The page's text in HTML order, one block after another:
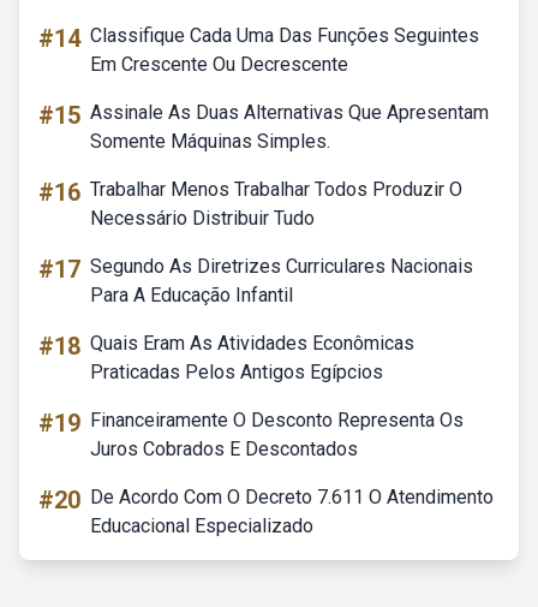
#14 Classifique Cada Uma Das Funções Seguintes
Em Crescente Ou Decrescente
#15 Assinale As Duas Alternativas Que Apresentam
Somente Máquinas Simples.
#16 Trabalhar Menos Trabalhar Todos Produzir O
Necessário Distribuir Tudo
#17 Segundo As Diretrizes Curriculares Nacionais
Para A Educação Infantil
#18 Quais Eram As Atividades Econômicas
Praticadas Pelos Antigos Egípcios
#19 Financeiramente O Desconto Representa Os
Juros Cobrados E Descontados
#20 De Acordo Com O Decreto 7.611 O Atendimento
Educacional Especializado